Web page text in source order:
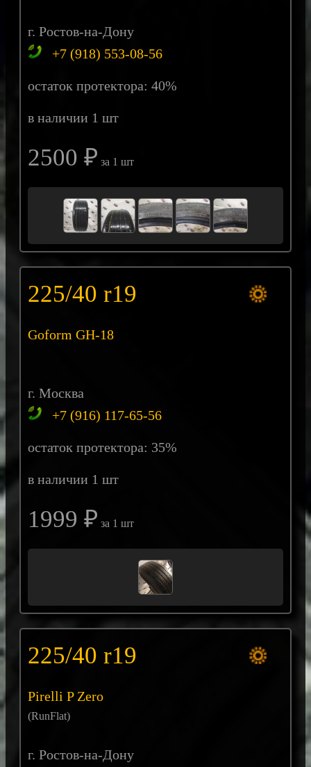
г. Ростов-на-Дону
+7 (918) 553-08-56
остаток протектора: 40%
в наличии 1 шт
2500 ₽ за 1 шт
225/40 r19
Goform GH-18
г. Москва
+7 (916) 117-65-56
остаток протектора: 35%
в наличии 1 шт
1999 ₽ за 1 шт
225/40 r19
Pirelli P Zero
(RunFlat)
г. Ростов-на-Дону